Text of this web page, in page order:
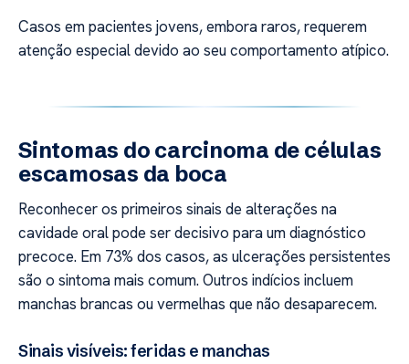
Casos em pacientes jovens, embora raros, requerem
atenção especial devido ao seu comportamento atípico.
Sintomas do carcinoma de células
escamosas da boca
Reconhecer os primeiros sinais de alterações na
cavidade oral pode ser decisivo para um diagnóstico
precoce. Em 73% dos casos, as ulcerações persistentes
são o sintoma mais comum. Outros indícios incluem
manchas brancas ou vermelhas que não desaparecem.
Sinais visíveis: feridas e manchas